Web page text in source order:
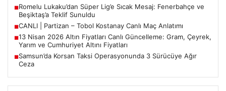
■Romelu Lukaku’dan Süper Lig’e Sıcak Mesaj: Fenerbahçe ve
Beşiktaş’a Teklif Sunuldu
■CANLI | Partizan – Tobol Kostanay Canlı Maç Anlatımı
■13 Nisan 2026 Altın Fiyatları Canlı Güncelleme: Gram, Çeyrek,
Yarım ve Cumhuriyet Altını Fiyatları
■Samsun’da Korsan Taksi Operasyonunda 3 Sürücüye Ağır
Ceza